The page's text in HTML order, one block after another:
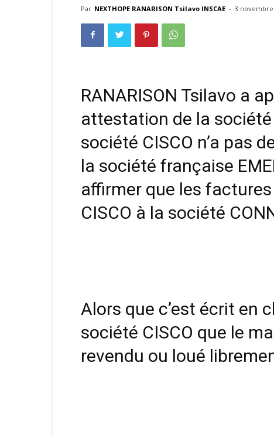
Par NEXTHOPE RANARISON Tsilavo INSCAE - 3 novembre
RANARISON Tsilavo a
attestation de la société
société CISCO n’a pas
la société française
affirmer que les
CISCO à la société
Alors que c’est écrit en
société CISCO que le
revendu ou loué